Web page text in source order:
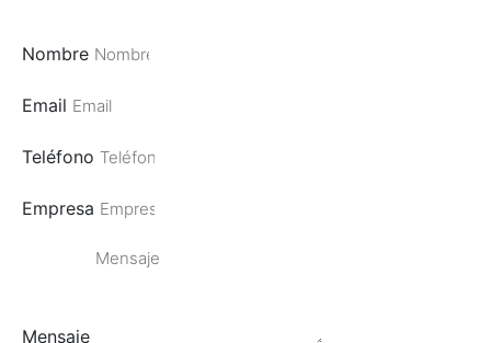
Nombre
Email
Teléfono
Empresa
Mensaje